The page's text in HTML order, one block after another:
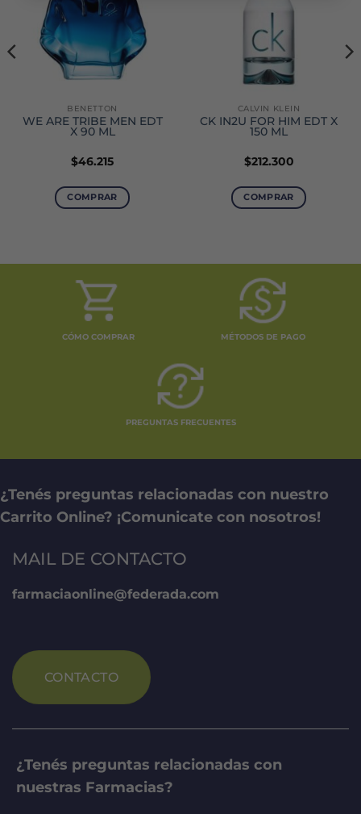
BENETTON
WE ARE TRIBE MEN EDT
X 90 ML
$46.215
COMPRAR
CALVIN KLEIN
CK IN2U FOR HIM EDT X
150 ML
$212.300
COMPRAR
CÓMO COMPRAR MÉTODOS DE PAGO
PREGUNTAS FRECUENTES
¿Tenés preguntas relacionadas con nuestro
Carrito Online? ¡Comunicate con nosotros!
MAIL DE CONTACTO
farmaciaonline@federada.com
CONTACTO
¿Tenés preguntas relacionadas con
nuestras Farmacias?